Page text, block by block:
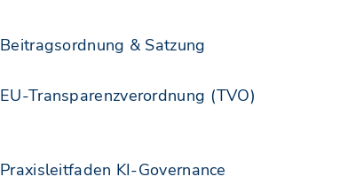
Beitragsordnung & Satzung
EU-Transparenzverordnung (TVO)
Praxisleitfaden KI-Governance